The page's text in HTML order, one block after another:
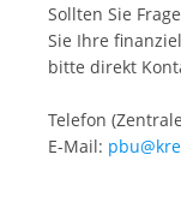
Sollten Sie
Sie Ihre
bitte direkt
Telefon
E-Mail: